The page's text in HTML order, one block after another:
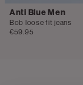
Anti Blue Men
Bob loose fit jeans
€59.95